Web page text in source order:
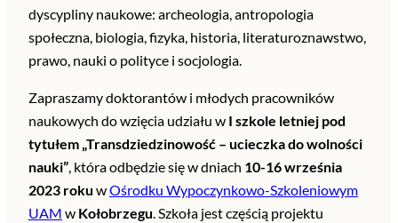
dyscypliny naukowe: archeologia, antropologia
społeczna, biologia, fizyka, historia, literaturoznawstwo,
prawo, nauki o polityce i socjologia.
Zapraszamy doktorantów i młodych pracowników
naukowych do wzięcia udziału w I szkole letniej pod
tytułem „Transdziedzinowość – ucieczka do wolności
nauki”, która odbędzie się w dniach 10-16 września
2023 roku wOśrodku Wypoczynkowo-Szkoleniowym
UAM w Kołobrzegu. Szkoła jest częścią projektu